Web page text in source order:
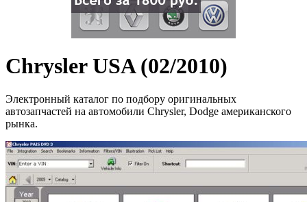
Chrysler USA (02/2010)
Электронный каталог по подбору оригинальных
автозапчастей на автомобили Chrysler, Dodge американского
рынка.